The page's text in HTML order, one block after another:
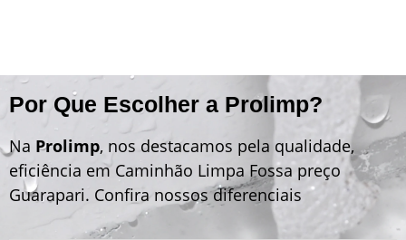
Por Que Escolher a Prolimp?
Na Prolimp, nos destacamos pela qualidade,
eficiência em Caminhão Limpa Fossa preço
Guarapari. Confira nossos diferenciais